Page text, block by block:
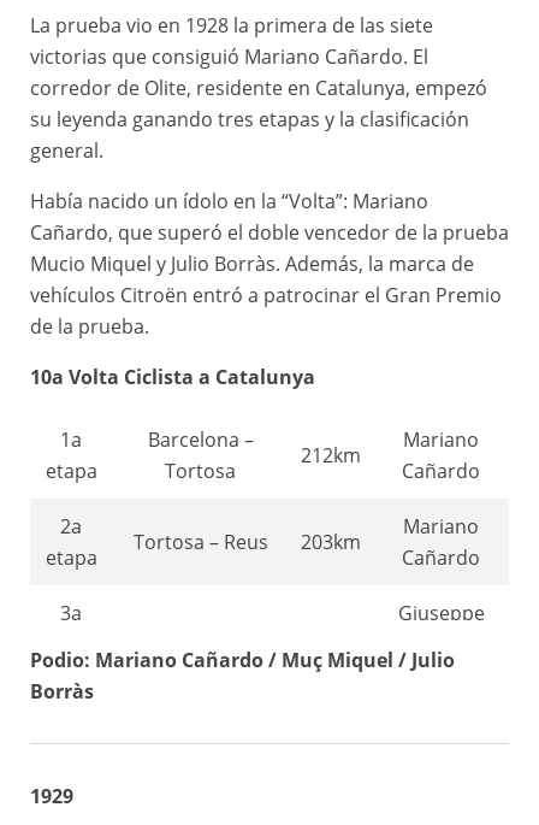
etapa
Guíxols – Caldes
d’Estrac
131km
Cuvelier
8a
etapa
Caldes d’Estrac –
Barcelona
130km
Victor
Fontan
La prueba vio en 1928 la primera de las siete
victorias que consiguió Mariano Cañardo. El
corredor de Olite, residente en Catalunya, empezó
su leyenda ganando tres etapas y la clasificación
general.
Había nacido un ídolo en la “Volta”: Mariano
Cañardo, que superó el doble vencedor de la prueba
Mucio Miquel y Julio Borràs. Además, la marca de
vehículos Citroën entró a patrocinar el Gran Premio
de la prueba.
10a Volta Ciclista a Catalunya
1a
etapa
Barcelona –
Tortosa
212km
Mariano
Cañardo
2a
etapa
Tortosa – Reus 203km
Mariano
Cañardo
3a
Giuseppe
4a
5a
Podio: Mariano Cañardo / Muç Miquel / Julio
Borràs
1929